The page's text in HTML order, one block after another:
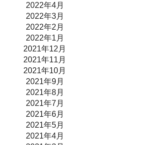
2022年4月
2022年3月
2022年2月
2022年1月
2021年12月
2021年11月
2021年10月
2021年9月
2021年8月
2021年7月
2021年6月
2021年5月
2021年4月